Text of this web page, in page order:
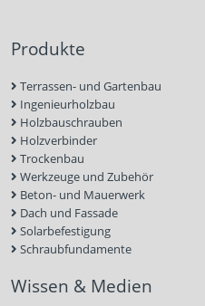
Produkte
Terrassen- und Gartenbau
Ingenieurholzbau
Holzbauschrauben
Holzverbinder
Trockenbau
Werkzeuge und Zubehör
Beton- und Mauerwerk
Dach und Fassade
Solarbefestigung
Schraubfundamente
Wissen & Medien